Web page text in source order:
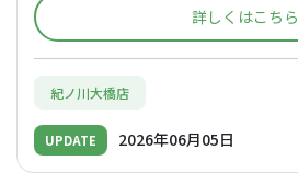
詳しくはこちら
紀ノ川大橋店
UPDATE 2026年06月05日